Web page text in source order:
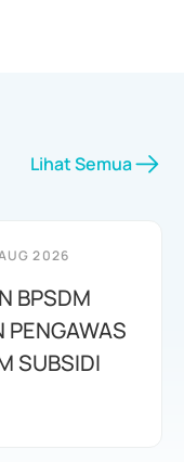
Lihat Semua
2026
BPSDM
PENGAWAS
SUBSIDI